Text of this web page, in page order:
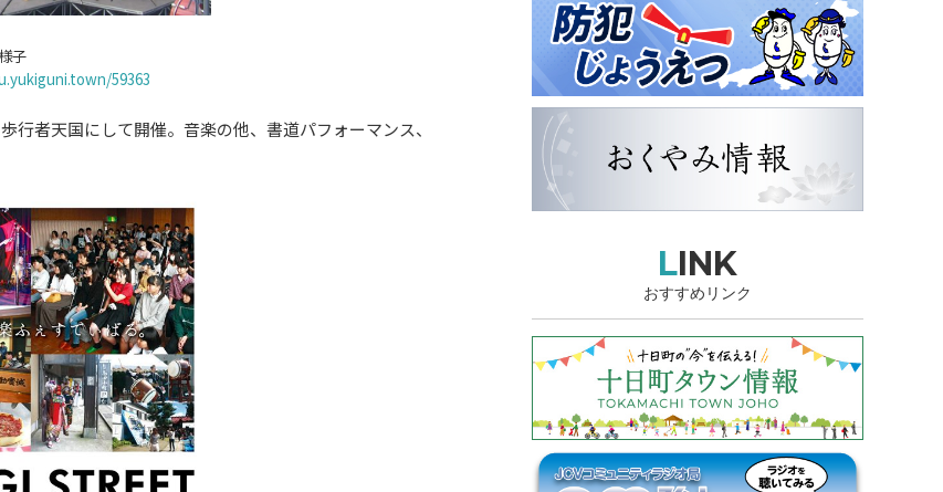
子
59363
者天国にして開催。音楽の他、書道パフォーマンス、
LINK
おすすめリンク